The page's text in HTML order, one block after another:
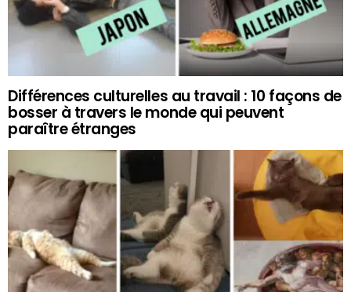
Différences culturelles au travail : 10 façons de
bosser à travers le monde qui peuvent
paraître étranges